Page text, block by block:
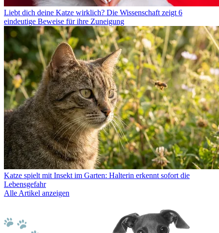
Liebt dich deine Katze wirklich? Die Wissenschaft zeigt 6
eindeutige Beweise für ihre Zuneigung
Katze spielt mit Insekt im Garten: Halterin erkennt sofort die
Lebensgefahr
Alle Artikel anzeigen